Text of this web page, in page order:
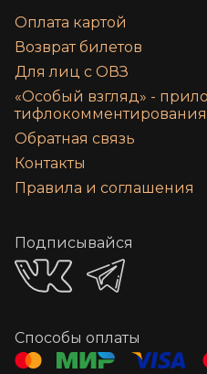
Оплата картой
Возврат билетов
Для лиц с ОВЗ
«‎Особый взгляд» -
тифлокомментирования
Обратная связь
Контакты
Правила и соглашения
Подписывайся
Способы оплаты